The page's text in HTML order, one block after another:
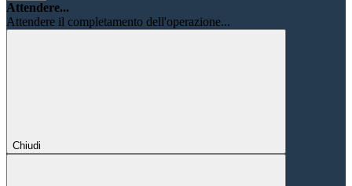
Attendere...
Attendere il completamento dell'operazione...
Chiudi